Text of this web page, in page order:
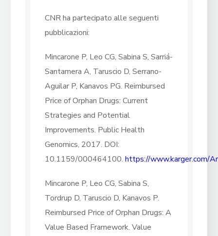
CNR ha partecipato alle seguenti
pubblicazioni:
Mincarone P, Leo CG, Sabina S, Sarriá-
Santamera A, Taruscio D, Serrano-
Aguilar P, Kanavos PG. Reimbursed
Price of Orphan Drugs: Current
Strategies and Potential
Improvements. Public Health
Genomics, 2017. DOI:
10.1159/000464100.https://www.karger.com/
Mincarone P, Leo CG, Sabina S,
Tordrup D, Taruscio D, Kanavos P.
Reimbursed Price of Orphan Drugs: A
Value Based Framework. Value